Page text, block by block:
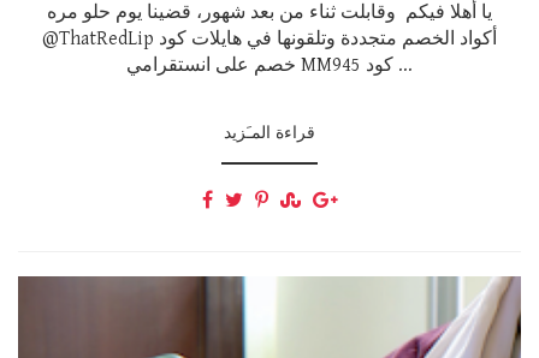
يا أهلا فيكم وقابلت ثناء من بعد شهور، قضينا يوم حلو مره
@ThatRedLip أكواد الخصم متجددة وتلقونها في هايلات كود
خصم على انستقرامي MM945 كود ...
قراءة المـَزيد